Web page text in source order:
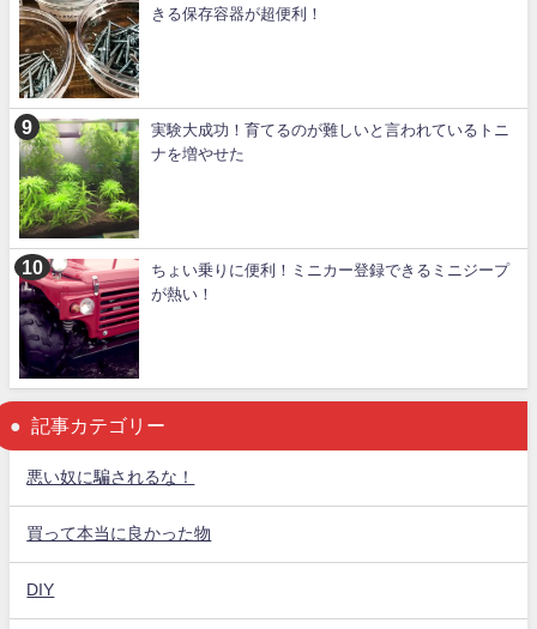
きる保存容器が超便利！
実験大成功！育てるのが難しいと言われているトニ
ナを増やせた
ちょい乗りに便利！ミニカー登録できるミニジープ
が熱い！
記事カテゴリー
悪い奴に騙されるな！
買って本当に良かった物
DIY